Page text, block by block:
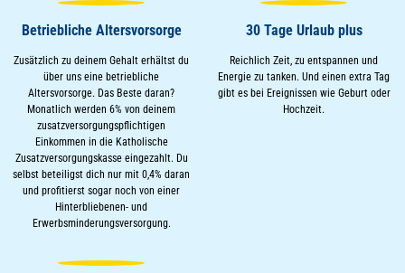
Betriebliche Altersvorsorge
Zusätzlich zu deinem Gehalt erhältst du
über uns eine betriebliche
Altersvorsorge. Das Beste daran?
Monatlich werden 6% von deinem
zusatzversorgungspflichtigen
Einkommen in die Katholische
Zusatzversorgungskasse eingezahlt. Du
selbst beteiligst dich nur mit 0,4% daran
und profitierst sogar noch von einer
Hinterbliebenen- und
Erwerbsminderungsversorgung.
30 Tage Urlaub plus
Reichlich Zeit, zu entspannen und
Energie zu tanken. Und einen extra Tag
gibt es bei Ereignissen wie Geburt oder
Hochzeit.